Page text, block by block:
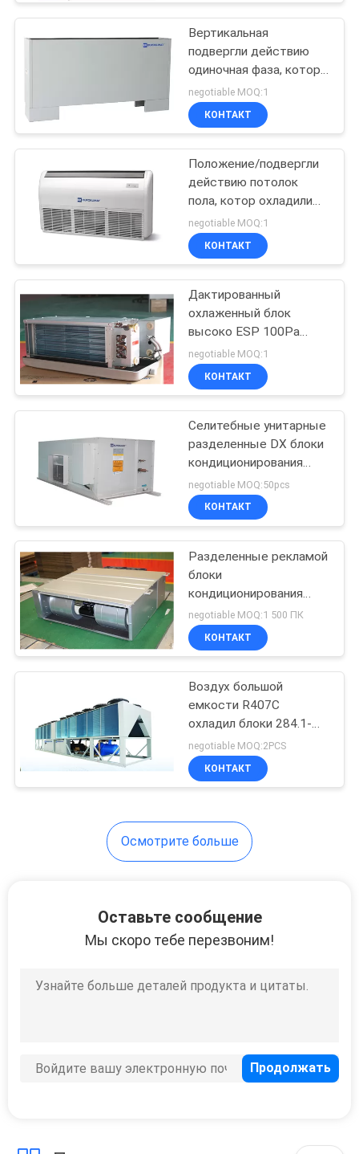
КАРТА
САЙТА
POLICY
Вертикальная
подвергли действию
одиночная фаза, котор
охладила положение
пола блока катушки
вентилятора воды
negotiable MOQ:1
КОНТАКТ
Положение/подвергли
действию потолок
пола, котор охладили
блок катушки
вентилятора воды
negotiable MOQ:1
КОНТАКТ
Дактированный
охлаженный блок
высоко ESP 100Pa
катушки вентилятора
воды горизонтальный
negotiable MOQ:1
КОНТАКТ
Селитебные унитарные
разделенные DX блоки
кондиционирования
воздуха 25 kW с
польностью
герметичной волютой
negotiable MOQ:50pcs
КОНТАКТ
Разделенные рекламой
блоки
кондиционирования
воздуха для офисных
зданий 1827×557×297
negotiable MOQ:1 500 ПК
КОНТАКТ
Воздух большой
емкости R407C
охладил блоки 284.1-
1639.7KW теплового
насоса охладителя
винта
negotiable MOQ:2PCS
КОНТАКТ
Осмотрите больше
Оставьте сообщение
Мы скоро тебе перезвоним!